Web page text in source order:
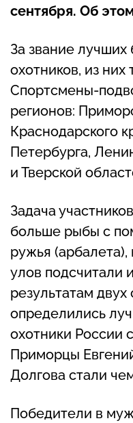
сентября. Об
За звание
охотников, из них
Спортсмены-
регионов:
Краснодарского
Петербурга,
и Тверской
Задача
больше рыбы с
ружья
улов подсчитали
результатам
определились
охотники
Приморцы
Долгова стали
Победители в